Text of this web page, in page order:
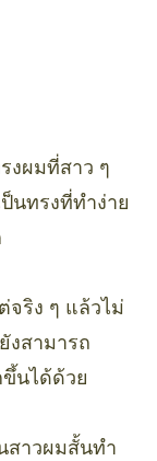
งผมที่สาว ๆ
นทรงที่ทำง่าย
จริง ๆ แล้วไม่
งสามารถ
นได้ด้วย
าวผมสั้นทำ